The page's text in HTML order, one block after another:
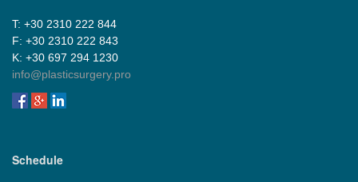
Τ: +30 2310 222 844
F: +30 2310 222 843
Κ: +30 697 294 1230
info@plasticsurgery.pro
Schedule